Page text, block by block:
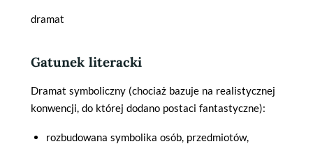
dramat
Gatunek literacki
Dramat symboliczny (chociaż bazuje na realistycznej
konwencji, do której dodano postaci fantastyczne):
rozbudowana symbolika osób, przedmiotów,